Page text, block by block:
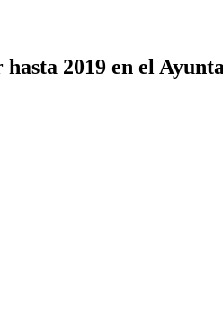
2019 en el